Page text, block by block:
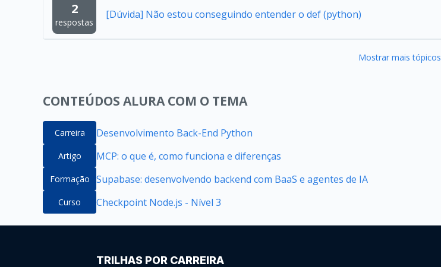
2
respostas
[Dúvida] Não estou conseguindo entender o def (python)
Mostrar mais tópicos
CONTEÚDOS ALURA COM O TEMA
Carreira Desenvolvimento Back-End Python
Artigo MCP: o que é, como funciona e diferenças
Formação Supabase: desenvolvendo backend com BaaS e agentes de IA
Curso Checkpoint Node.js - Nível 3
TRILHAS POR CARREIRA